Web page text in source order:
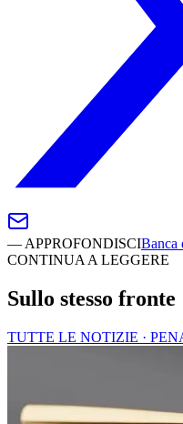
— APPROFONDISCIBanca
CONTINUA A LEGGERE
Sullo stesso fronte
TUTTE LE NOTIZIE ·